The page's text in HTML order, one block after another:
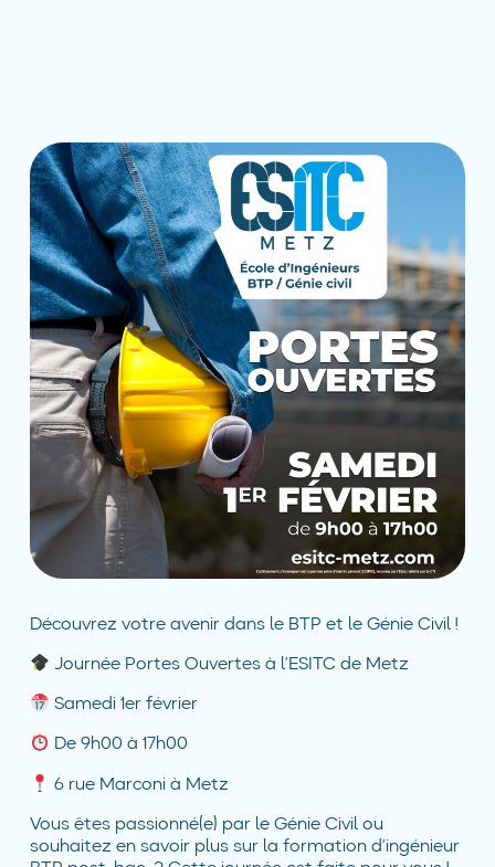
Découvrez votre avenir dans le BTP et le Génie Civil !
Journée Portes Ouvertes à l’ESITC de Metz
Samedi 1er février
De 9h00 à 17h00
6 rue Marconi à Metz
Vous êtes passionné(e) par le Génie Civil ou
souhaitez en savoir plus sur la formation d’ingénieur